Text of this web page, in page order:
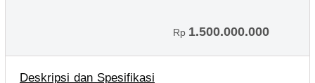
Rp 1.500.000.000
Deskripsi dan Spesifikasi